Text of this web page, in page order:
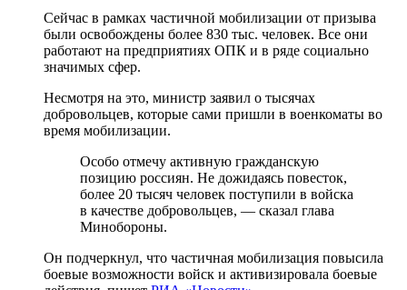
Сейчас в рамках частичной мобилизации от призыва
были освобождены более 830 тыс. человек. Все они
работают на предприятиях ОПК и в ряде социально
значимых сфер.
Несмотря на это, министр заявил о тысячах
добровольцев, которые сами пришли в военкоматы во
время мобилизации.
Особо отмечу активную гражданскую
позицию россиян. Не дожидаясь повесток,
более 20 тысяч человек поступили в войска
в качестве добровольцев, — сказал глава
Минобороны.
Он подчеркнул, что частичная мобилизация повысила
боевые возможности войск и активизировала боевые